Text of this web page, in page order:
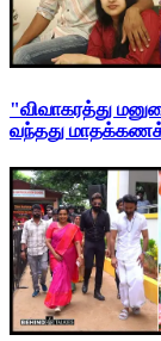
"விவாகரத்து
வந்தது